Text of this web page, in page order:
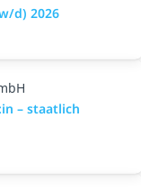
d) 2026
– staatlich